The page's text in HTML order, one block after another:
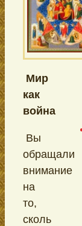
Мир
как
война
Вы
обращали
внимание
на
то,
сколь